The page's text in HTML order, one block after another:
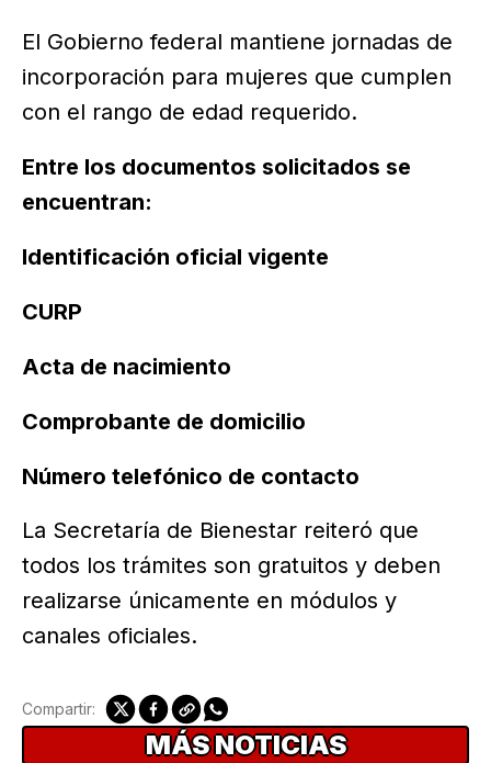
El Gobierno federal mantiene jornadas de
incorporación para mujeres que cumplen
con el rango de edad requerido.
Entre los documentos solicitados se
encuentran:
Identificación oficial vigente
CURP
Acta de nacimiento
Comprobante de domicilio
Número telefónico de contacto
La Secretaría de Bienestar reiteró que
todos los trámites son gratuitos y deben
realizarse únicamente en módulos y
canales oficiales.
Compartir:
MÁS NOTICIAS